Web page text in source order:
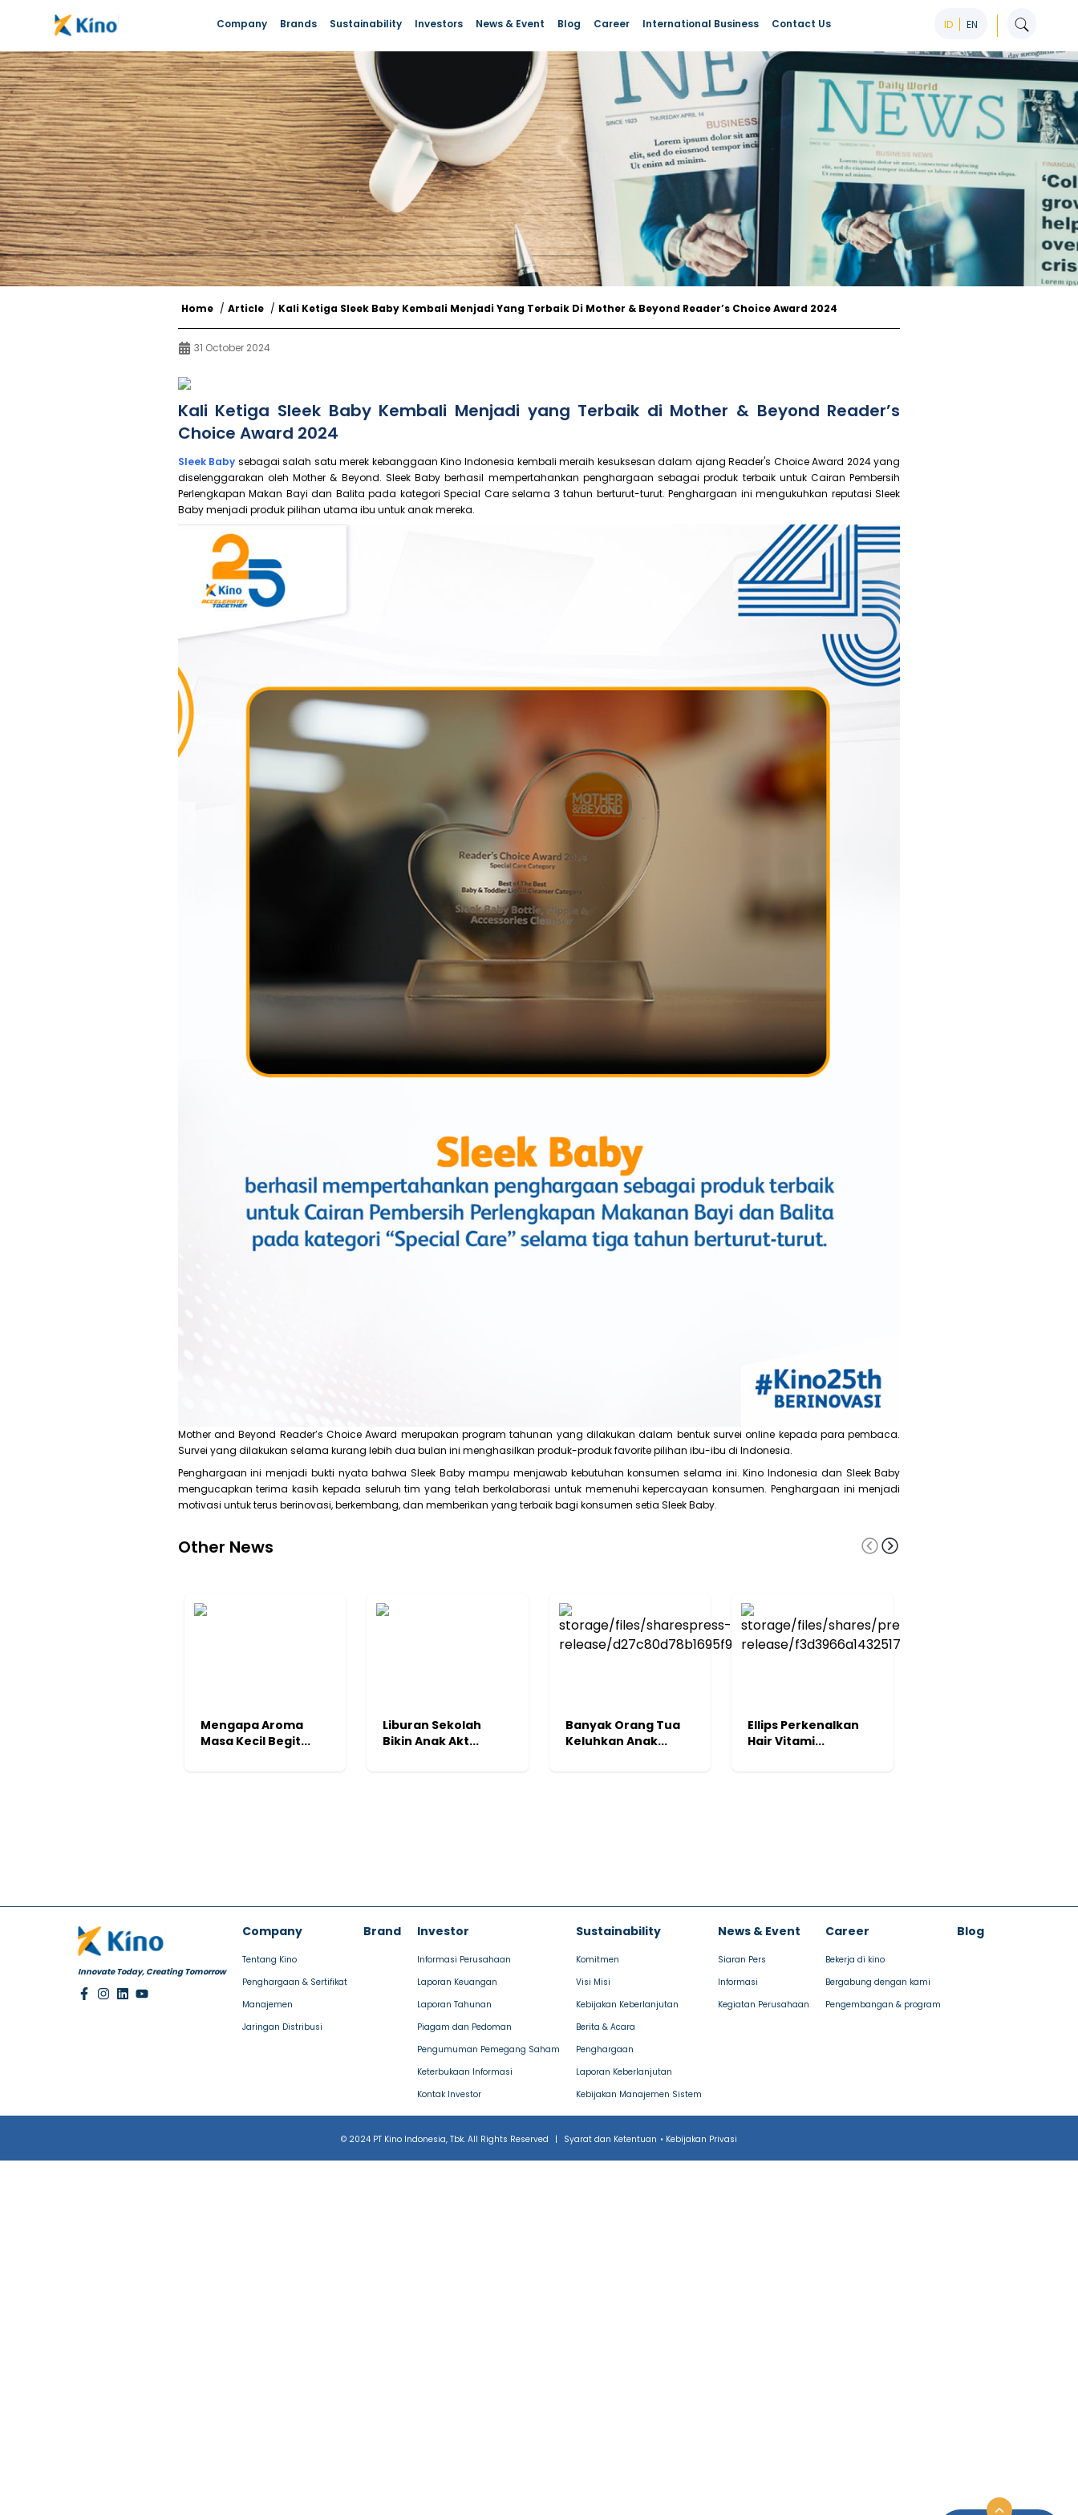
Company Brands Sustainability Investors News & Event Blog Career International Business Contact Us ID EN
Home / Article / Kali Ketiga Sleek Baby Kembali Menjadi Yang Terbaik Di Mother & Beyond Reader’s Choice Award 2024
31 October 2024
Kali Ketiga Sleek Baby Kembali Menjadi yang Terbaik di Mother & Beyond Reader’s
Choice Award 2024
Sleek Baby sebagai salah satu merek kebanggaan Kino Indonesia kembali meraih kesuksesan dalam ajang Reader's Choice Award 2024 yang
diselenggarakan oleh Mother & Beyond. Sleek Baby berhasil mempertahankan penghargaan sebagai produk terbaik untuk Cairan Pembersih
Perlengkapan Makan Bayi dan Balita pada kategori Special Care selama 3 tahun berturut-turut. Penghargaan ini mengukuhkan reputasi Sleek
Baby menjadi produk pilihan utama ibu untuk anak mereka.
Mother and Beyond Reader’s Choice Award merupakan program tahunan yang dilakukan dalam bentuk survei online kepada para pembaca.
Survei yang dilakukan selama kurang lebih dua bulan ini menghasilkan produk-produk favorite pilihan ibu-ibu di Indonesia.
Penghargaan ini menjadi bukti nyata bahwa Sleek Baby mampu menjawab kebutuhan konsumen selama ini. Kino Indonesia dan Sleek Baby
mengucapkan terima kasih kepada seluruh tim yang telah berkolaborasi untuk memenuhi kepercayaan konsumen. Penghargaan ini menjadi
motivasi untuk terus berinovasi, berkembang, dan memberikan yang terbaik bagi konsumen setia Sleek Baby.
Other News
Mengapa Aroma
Masa Kecil Begit...
Liburan Sekolah
Bikin Anak Akt...
Banyak Orang Tua
Keluhkan Anak...
Ellips Perkenalkan
Hair Vitami...
Innovate Today, Creating Tomorrow
Company
Tentang Kino
Penghargaan & Sertifikat
Manajemen
Jaringan Distribusi
Brand Investor
Informasi Perusahaan
Laporan Keuangan
Laporan Tahunan
Piagam dan Pedoman
Pengumuman Pemegang Saham
Keterbukaan Informasi
Kontak Investor
Sustainability
Komitmen
Visi Misi
Kebijakan Keberlanjutan
Berita & Acara
Penghargaan
Laporan Keberlanjutan
Kebijakan Manajemen Sistem
News & Event
Siaran Pers
Informasi
Kegiatan Perusahaan
Career
Bekerja di kino
Bergabung dengan kami
Pengembangan & program
Blog
© 2024 PT Kino Indonesia, Tbk. All Rights Reserved | Syarat dan Ketentuan • Kebijakan Privasi